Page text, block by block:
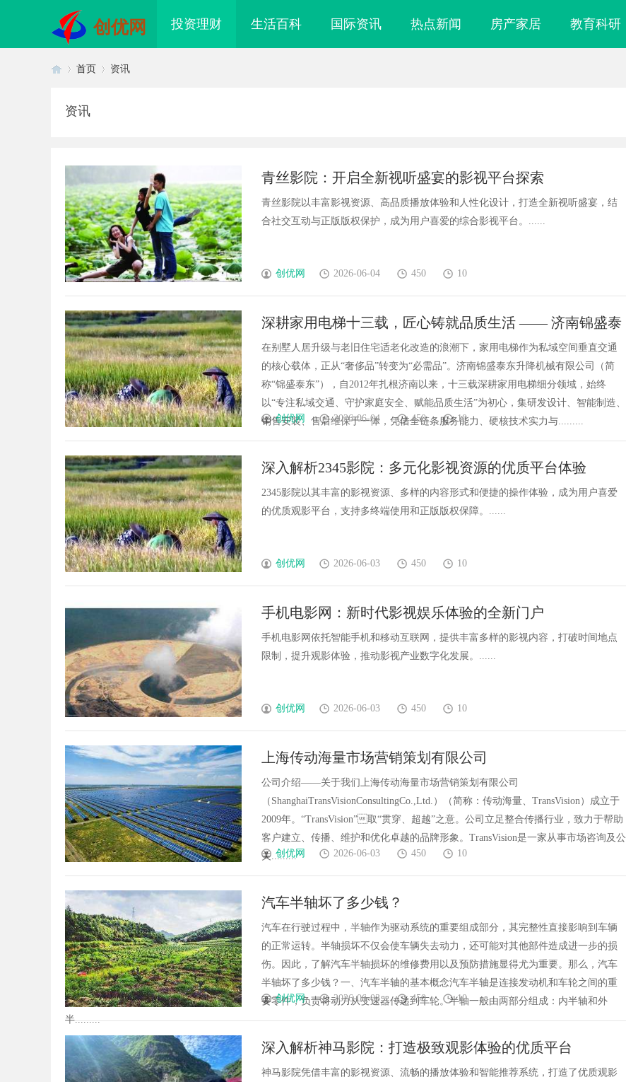
创优网 投资理财 生活百科 国际资讯 热点新闻 房产家居 教育科研
首页 资讯
资讯
青丝影院：开启全新视听盛宴的影视平台探索
青丝影院以丰富影视资源、高品质播放体验和人性化设计，打造全新视听盛宴，结
合社交互动与正版版权保护，成为用户喜爱的综合影视平台。......
创优网 2026-06-04 450 10
深耕家用电梯十三载，匠心铸就品质生活 —— 济南锦盛泰
东升降机械有限公司企业介绍
在别墅人居升级与老旧住宅适老化改造的浪潮下，家用电梯作为私域空间垂直交通
的核心载体，正从“奢侈品”转变为“必需品”。济南锦盛泰东升降机械有限公司（简
称“锦盛泰东”），自2012年扎根济南以来，十三载深耕家用电梯细分领域，始终
以“专注私域交通、守护家庭安全、赋能品质生活”为初心，集研发设计、智能制造、
销售安装、售后维保于一体，凭借全链条服务能力、硬核技术实力与.........
创优网 2026-06-04 450 10
深入解析2345影院：多元化影视资源的优质平台体验
2345影院以其丰富的影视资源、多样的内容形式和便捷的操作体验，成为用户喜爱
的优质观影平台，支持多终端使用和正版版权保障。......
创优网 2026-06-03 450 10
手机电影网：新时代影视娱乐体验的全新门户
手机电影网依托智能手机和移动互联网，提供丰富多样的影视内容，打破时间地点
限制，提升观影体验，推动影视产业数字化发展。......
创优网 2026-06-03 450 10
上海传动海量市场营销策划有限公司
公司介绍——关于我们上海传动海量市场营销策划有限公司
（ShanghaiTransVisionConsultingCo.,Ltd.）（简称：传动海量、TransVision）成立于
2009年。“TransVision”取“贯穿、超越”之意。公司立足整合传播行业，致力于帮助
客户建立、传播、维护和优化卓越的品牌形象。TransVision是一家从事市场咨询及公
关.........
创优网 2026-06-03 450 10
汽车半轴坏了多少钱？
汽车在行驶过程中，半轴作为驱动系统的重要组成部分，其完整性直接影响到车辆
的正常运转。半轴损坏不仅会使车辆失去动力，还可能对其他部件造成进一步的损
伤。因此，了解汽车半轴损坏的维修费用以及预防措施显得尤为重要。那么，汽车
半轴坏了多少钱？一、汽车半轴的基本概念汽车半轴是连接发动机和车轮之间的重
要零件，负责将动力从变速器传递到车轮。半轴一般由两部分组成：内半轴和外
半.........
创优网 2026-06-03 450 10
深入解析神马影院：打造极致观影体验的优质平台
神马影院凭借丰富的影视资源、流畅的播放体验和智能推荐系统，打造了优质观影
析西瓜电影网：现代影视资源 精准监控无死角，紧凑型本安球机赋
能安全管理
武汉配眼镜 上海配眼镜